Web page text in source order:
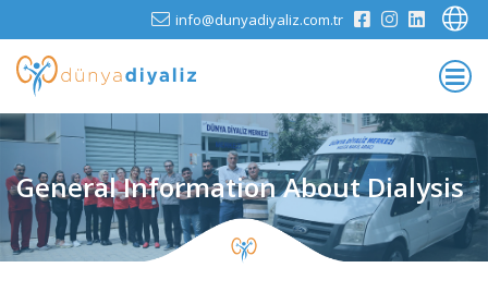
info@dunyadiyaliz.com.tr
General Information About Dialysis